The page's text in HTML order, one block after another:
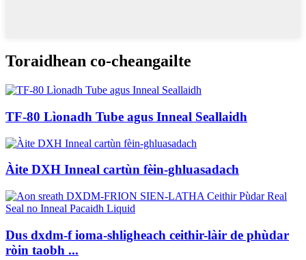
Toraidhean co-cheangailte
TF-80 Lìonadh Tube agus Inneal Seallaidh
Àite DXH Inneal cartùn fèin-ghluasadach
Dus dxdm-f ioma-shligheach ceithir-làir de phùdar
ròin taobh ...